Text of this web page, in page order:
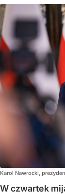
Karol Nawrocki,
W czwartek